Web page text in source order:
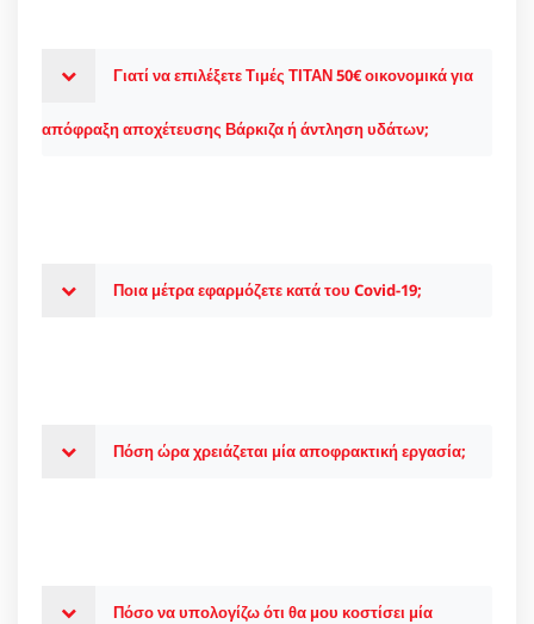
Γιατί να επιλέξετε Τιμές ΤΙΤΑΝ 50€ οικονομικά για
απόφραξη αποχέτευσης Βάρκιζα ή άντληση υδάτων;
Ποια μέτρα εφαρμόζετε κατά του Covid-19;
Πόση ώρα χρειάζεται μία αποφρακτική εργασία;
Πόσο να υπολογίζω ότι θα μου κοστίσει μία